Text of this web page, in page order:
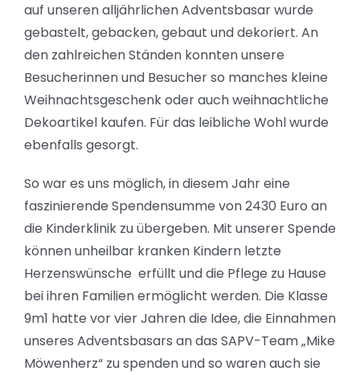
auf unseren alljährlichen Adventsbasar wurde
gebastelt, gebacken, gebaut und dekoriert. An
den zahlreichen Ständen konnten unsere
Besucherinnen und Besucher so manches kleine
Weihnachtsgeschenk oder auch weihnachtliche
Dekoartikel kaufen. Für das leibliche Wohl wurde
ebenfalls gesorgt.
So war es uns möglich, in diesem Jahr eine
faszinierende Spendensumme von 2430 Euro an
die Kinderklinik zu übergeben. Mit unserer Spende
können unheilbar kranken Kindern letzte
Herzenswünsche erfüllt und die Pflege zu Hause
bei ihren Familien ermöglicht werden. Die Klasse
9m1 hatte vor vier Jahren die Idee, die Einnahmen
unseres Adventsbasars an das SAPV-Team „Mike
Möwenherz“ zu spenden und so waren auch sie